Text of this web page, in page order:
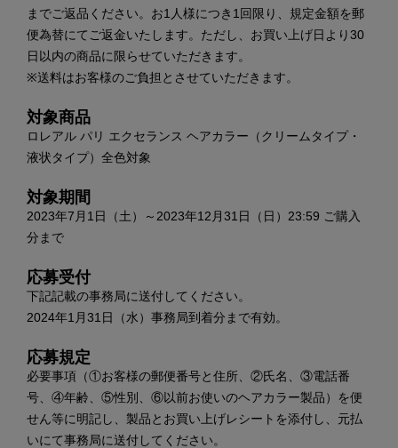
までご返品ください。お1人様につき1回限り、規定金額を郵
便為替にてご返金いたします。ただし、お買い上げ日より30
日以内の商品に限らせていただきます。
※送料はお客様のご負担とさせていただきます。
対象商品
ロレアル パリ エクセランス ヘアカラー（クリームタイプ・
液状タイプ）全色対象
対象期間
2023年7月1日（土）～2023年12月31日（日）23:59 ご購入
分まで
応募受付
下記記載の事務局に送付してください。
2024年1月31日（水）事務局到着分まで有効。
応募規定
必要事項（①お客様の郵便番号と住所、②氏名、③電話番
号、④年齢、⑤性別、⑥以前お使いのヘアカラー製品）を便
せん等に明記し、製品とお買い上げレシートを添付し、元払
いにて事務局に送付してください。